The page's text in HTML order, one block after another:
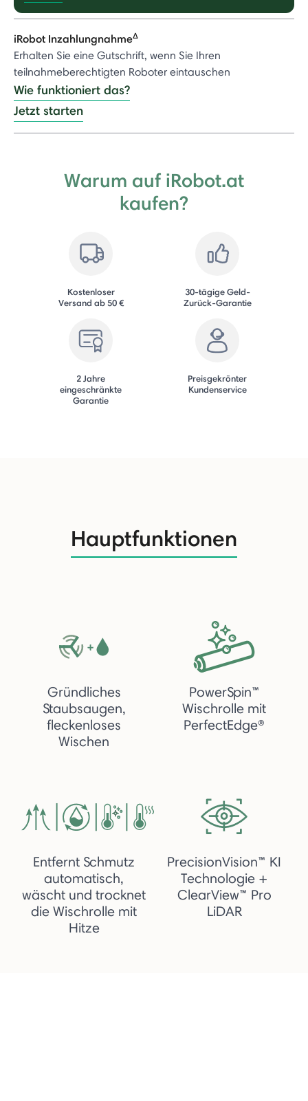
iRobot InzahlungnahmeΔ
Erhalten Sie eine Gutschrift, wenn Sie Ihren
teilnahmeberechtigten Roboter eintauschen
Wie funktioniert das?
Jetzt starten
Warum auf iRobot.at
kaufen?
Kostenloser
Versand ab 50 €
30-tägige Geld-
Zurück-Garantie
2 Jahre
eingeschränkte
Garantie
Preisgekrönter
Kundenservice
Hauptfunktionen
Gründliches
Staubsaugen,
fleckenloses
Wischen
PowerSpin™
Wischrolle mit
PerfectEdge®
Entfernt Schmutz
automatisch,
wäscht und trocknet
die Wischrolle mit
Hitze
PrecisionVision™ KI
Technologie +
ClearView™ Pro
LiDAR